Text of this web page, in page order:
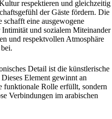
respektieren und gleichzeitig
der Gäste fördern. Die
eine ausgewogene
und sozialem Miteinander
und respektvollen Atmosphäre
Detail ist die künstlerische
Element gewinnt an
funktionale Rolle erfüllt, sondern
Verbindungen im arabischen